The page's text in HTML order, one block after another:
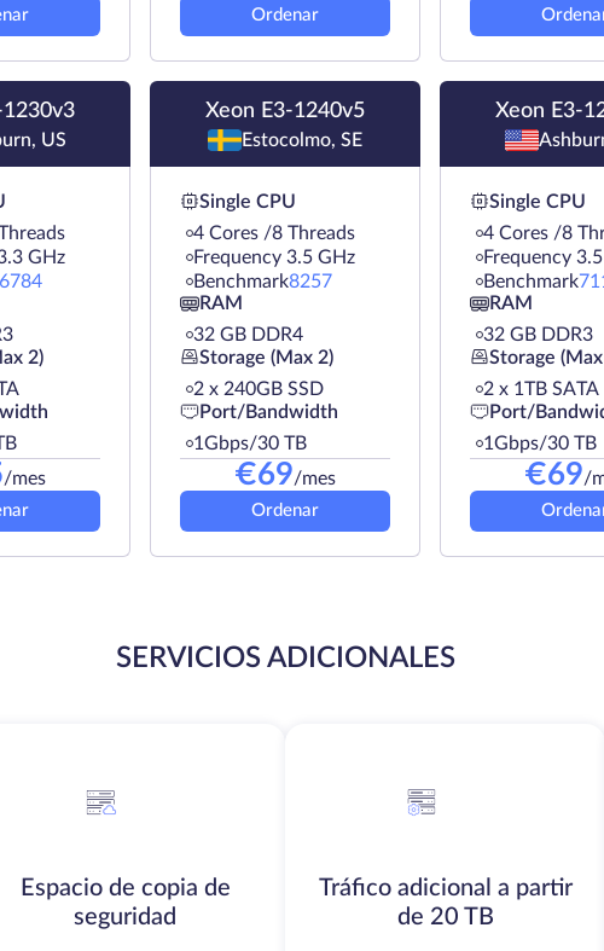
Ordenar
US
GHz
6784
2)
/mes
Xeon E3-1240v5
Estocolmo, SE
Single CPU
4 Cores /8 Threads
Frequency 3.5 GHz
Benchmark8257
RAM
32 GB DDR4
Storage (Max 2)
2 х 240GB SSD
Port/Bandwidth
1Gbps/30 TB
€69/mes
Ordenar
Xeon E3-
Single CPU
4 Cores /8
Frequency
Benchmark
RAM
32 GB DDR3
Storage
2 х 1TB SATA
Port/
1Gbps/30 TB
€69/
SERVICIOS ADICIONALES
Espacio de copia de
seguridad
Tráfico adicional a partir
de 20 TB